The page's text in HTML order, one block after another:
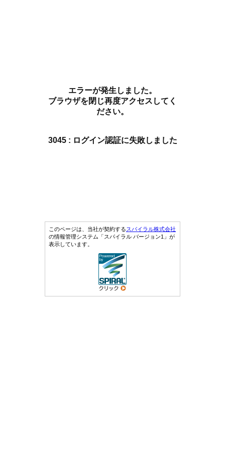
エラーが発生しました。
ブラウザを閉じ再度アクセスしてく
ださい。
3045 : ログイン認証に失敗しました
このページは、当社が契約するスパイラル株式会社
の情報管理システム「スパイラル バージョン1」が
表示しています。